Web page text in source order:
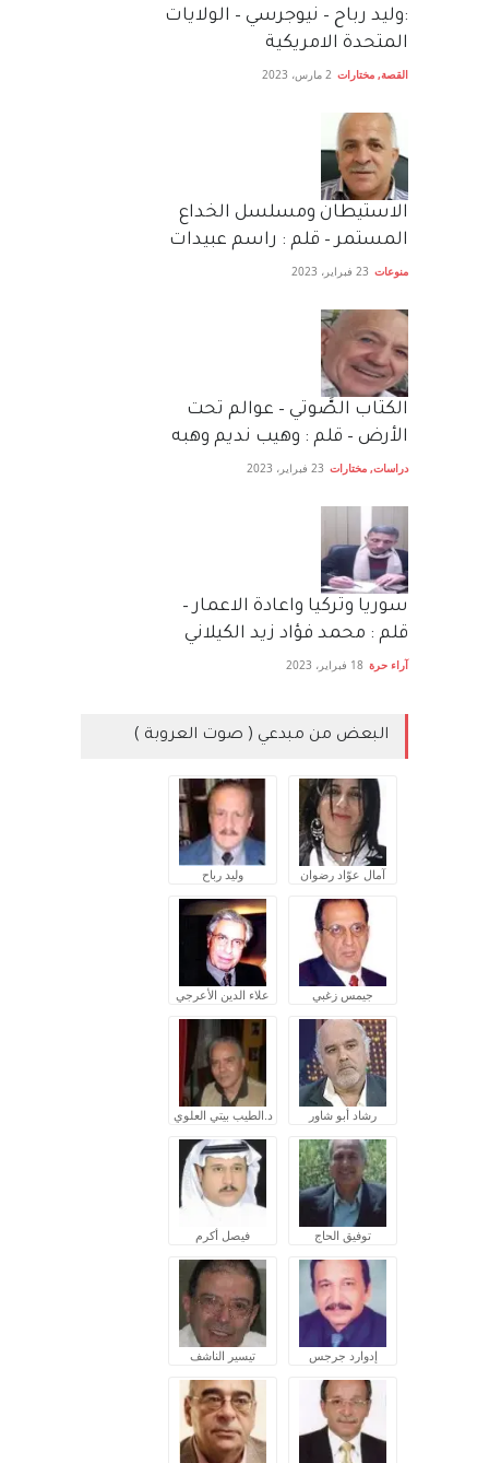
:وليد رباح – نيوجرسي – الولايات
المتحدة الامريكية
القصة, مختارات 2 مارس، 2023
الاستيطان ومسلسل الخداع
المستمر – قلم : راسم عبيدات
منوعات 23 فبراير، 2023
الكتاب الصَّوتي – عوالم تحت
الأرض – قلم : وهيب نديم وهبه
دراسات, مختارات 23 فبراير، 2023
سوريا وتركيا واعادة الاعمار –
قلم : محمد فؤاد زيد الكيلاني
آراء حرة 18 فبراير، 2023
البعض من مبدعي ( صوت العروبة )
آمال عوّاد رضوان وليد رباح
جيمس زغبي علاء الدين الأعرجي
رشاد أبو شاور د.الطيب بيتي العلوي
توفيق الحاج فيصل أكرم
إدوارد جرجس تيسير الناشف